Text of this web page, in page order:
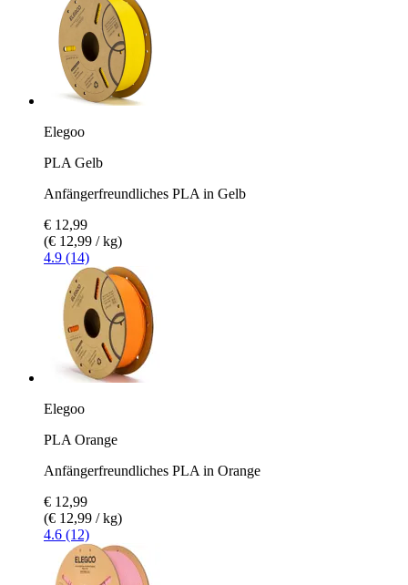
Elegoo
PLA Gelb
Anfängerfreundliches PLA in Gelb
€ 12,99
(€ 12,99 / kg)
4.9 (14)
Elegoo
PLA Orange
Anfängerfreundliches PLA in Orange
€ 12,99
(€ 12,99 / kg)
4.6 (12)